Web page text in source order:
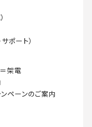
ポート）
架電
ペーンのご案内